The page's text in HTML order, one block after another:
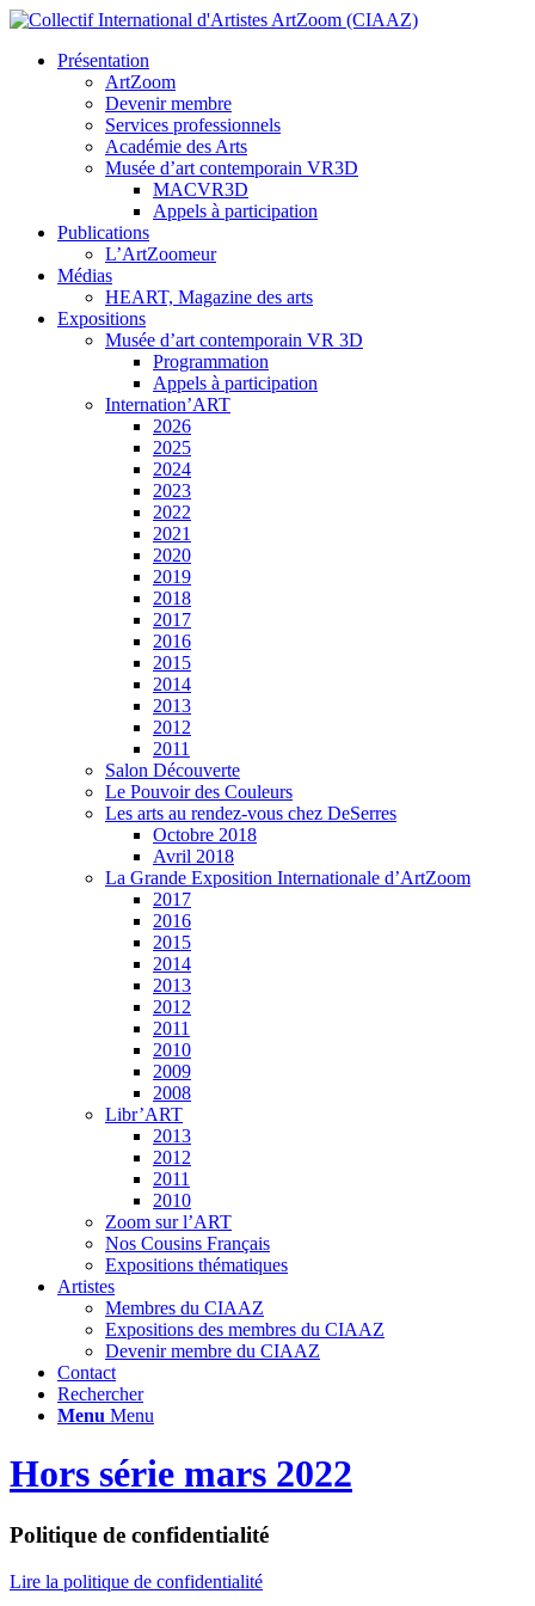
Présentation
ArtZoom
Devenir membre
Services professionnels
Académie des Arts
Musée d’art contemporain VR3D
MACVR3D
Appels à participation
Publications
L’ArtZoomeur
Médias
HEART, Magazine des arts
Expositions
Musée d’art contemporain VR 3D
Programmation
Appels à participation
Internation’ART
2026
2025
2024
2023
2022
2021
2020
2019
2018
2017
2016
2015
2014
2013
2012
2011
Salon Découverte
Le Pouvoir des Couleurs
Les arts au rendez-vous chez DeSerres
Octobre 2018
Avril 2018
La Grande Exposition Internationale d’ArtZoom
2017
2016
2015
2014
2013
2012
2011
2010
2009
2008
Libr’ART
2013
2012
2011
2010
Zoom sur l’ART
Nos Cousins Français
Expositions thématiques
Artistes
Membres du CIAAZ
Expositions des membres du CIAAZ
Devenir membre du CIAAZ
Contact
Rechercher
Menu Menu
Hors série mars 2022
Politique de confidentialité
Lire la politique de confidentialité